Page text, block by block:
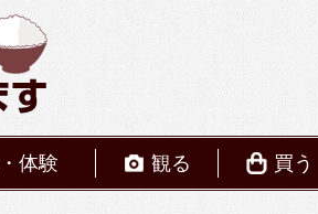
体験 観る 買う